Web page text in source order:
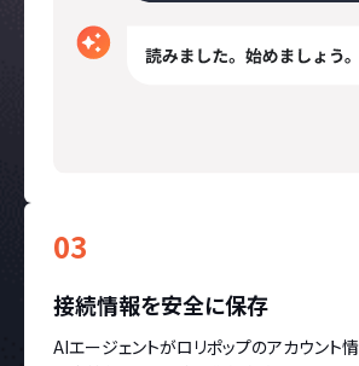
03
接続情報を安全に保存
AIエージェントがロリポップのアカウント